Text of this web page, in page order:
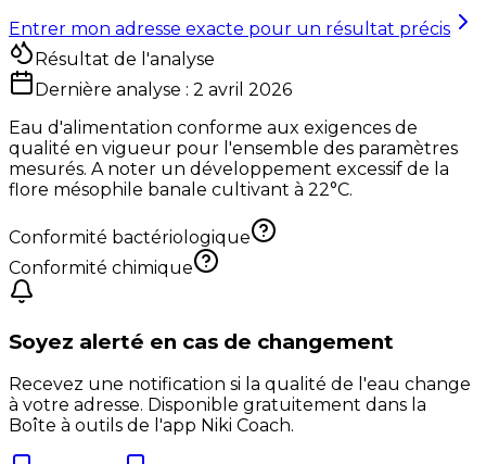
Entrer mon adresse exacte pour un résultat précis
Résultat de l'analyse
Dernière analyse : 2 avril 2026
Eau d'alimentation conforme aux exigences de
qualité en vigueur pour l'ensemble des paramètres
mesurés. A noter un développement excessif de la
flore mésophile banale cultivant à 22°C.
Conformité bactériologique
Conformité chimique
Soyez alerté en cas de changement
Recevez une notification si la qualité de l'eau change
à votre adresse. Disponible gratuitement dans la
Boîte à outils de l'app Niki Coach.